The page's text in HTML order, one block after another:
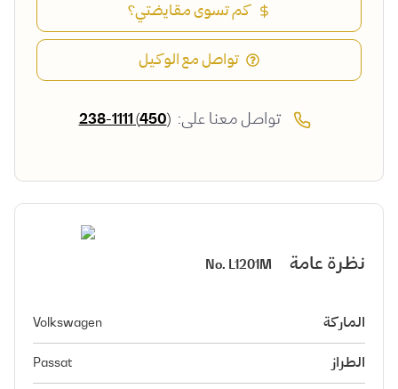
كم تسوى مقايضتي؟
تواصل مع الوكيل
تواصل معنا على: (450) 238-1111
نظرة عامة No. L1201M
الماركة Volkswagen
الطراز Passat